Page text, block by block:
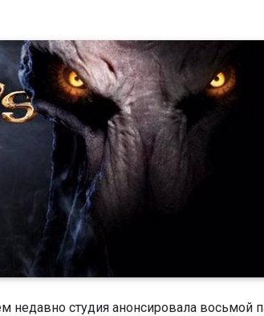
недавно студия анонсировала восьмой